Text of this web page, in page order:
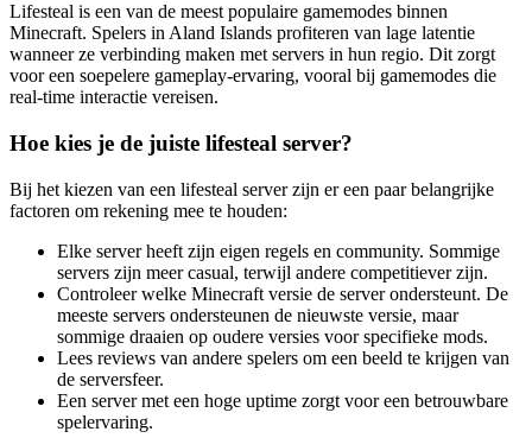
Lifesteal is een van de meest populaire gamemodes binnen
Minecraft. Spelers in Aland Islands profiteren van lage latentie
wanneer ze verbinding maken met servers in hun regio. Dit zorgt
voor een soepelere gameplay-ervaring, vooral bij gamemodes die
real-time interactie vereisen.
Hoe kies je de juiste lifesteal server?
Bij het kiezen van een lifesteal server zijn er een paar belangrijke
factoren om rekening mee te houden:
Elke server heeft zijn eigen regels en community. Sommige
servers zijn meer casual, terwijl andere competitiever zijn.
Controleer welke Minecraft versie de server ondersteunt. De
meeste servers ondersteunen de nieuwste versie, maar
sommige draaien op oudere versies voor specifieke mods.
Lees reviews van andere spelers om een beeld te krijgen van
de serversfeer.
Een server met een hoge uptime zorgt voor een betrouwbare
spelervaring.